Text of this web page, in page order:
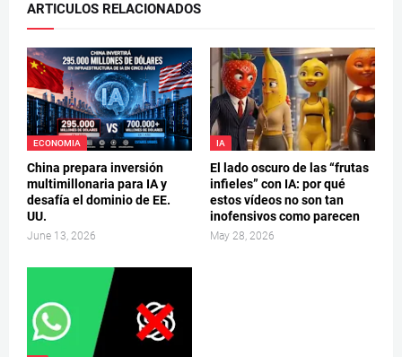
ARTICULOS RELACIONADOS
ECONOMIA
China prepara inversión
multimillonaria para IA y
desafía el dominio de EE.
UU.
June 13, 2026
IA
El lado oscuro de las “frutas
infieles” con IA: por qué
estos vídeos no son tan
inofensivos como parecen
May 28, 2026